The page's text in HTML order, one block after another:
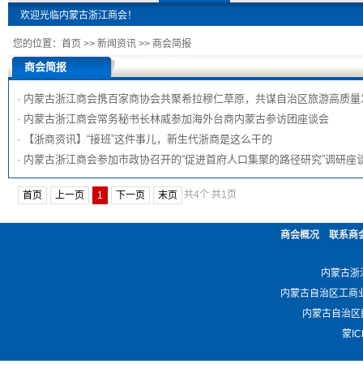
欢迎光临内蒙古浙江商会！
您的位置： 首页 >> 新闻资讯 >> 商会简报
商会简报
· 内蒙古浙江商会携百家商协会共聚希拉穆仁草原，共谋自治区旅游高质
· 内蒙古浙江商会常务秘书长林威参加海外台商内蒙古参访团座谈会
·
【浙商资讯】“接班”这件事儿，新生代浙商是这么干的
· 内蒙古浙江商会参加市政协召开的“促进首府人口集聚的路径研究”调研座
共4个
首页 上一页 1 下一页 末页 共1页
商会概况 联系商
内蒙古浙
内蒙古自治区工商
内蒙古自治
蒙